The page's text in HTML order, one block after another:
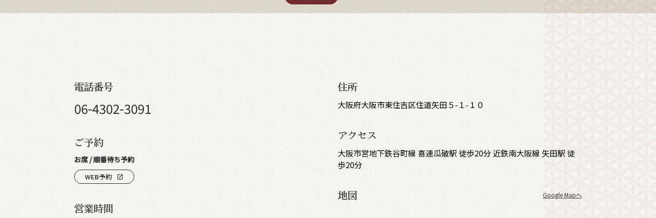
電話番号
06-4302-3091
ご予約
お席 / 順番待ち予約
WEB予約 open_in_new
営業時間
住所
大阪府大阪市東住吉区住道矢田５-１-１０
アクセス
大阪市営地下鉄谷町線 喜連瓜破駅 徒歩20分 近鉄南大阪線 矢田駅 徒
歩20分
地図 Google Mapへ